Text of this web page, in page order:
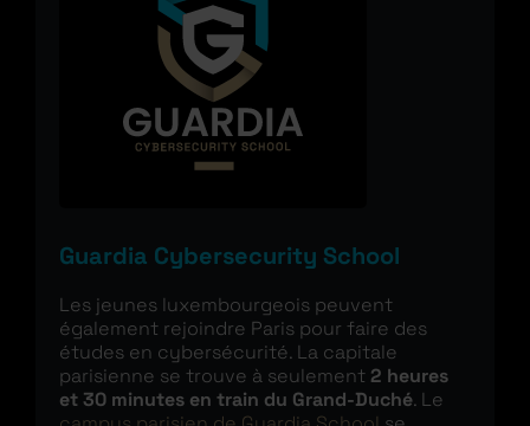
Guardia Cybersecurity School
Les jeunes luxembourgeois peuvent
également rejoindre Paris pour faire des
études en cybersécurité. La capitale
parisienne se trouve à seulement 2 heures
et 30 minutes en train du Grand-Duché. Le